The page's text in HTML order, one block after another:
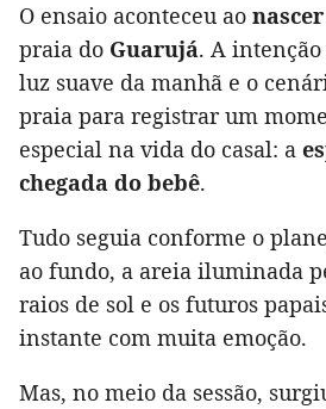
O ensaio aconteceu ao
praia do Guarujá. A
luz suave da manhã e o
praia para registrar um
especial na vida do casal: a
chegada do bebê.
Tudo seguia conforme o
ao fundo, a areia iluminada
raios de sol e os futuros
instante com muita emoção.
Mas, no meio da sessão,